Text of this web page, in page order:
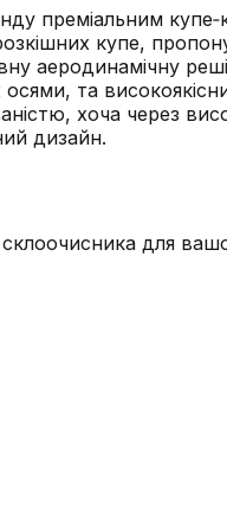
преміальним
купе,
аеродинамічну
та
хоча через
дизайн.
для